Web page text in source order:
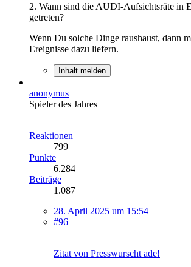
2. Wann sind die AUDI-Aufsichtsräte in
getreten?
Wenn Du solche Dinge raushaust, dann
Ereignisse dazu liefern.
Inhalt melden
anonymus
Spieler des Jahres
Reaktionen
799
Punkte
6.284
Beiträge
1.087
28. April 2025 um 15:54
#96
Zitat von Presswurscht ade!